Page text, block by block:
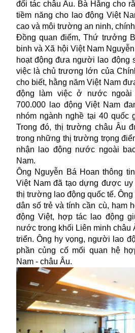
đối tác châu Âu. Bà Hằng cho
tiềm năng cho lao động Việt
cao và môi trường an ninh,
Đồng quan điểm, Thứ trưởng
binh và Xã hội Việt Nam
hoạt động đưa người lao động
việc là chủ trương lớn của
cho biết, hằng năm Việt Nam
động làm việc ở nước ngoài
700.000 lao động Việt Nam
nhóm ngành nghề tại 40 quốc
Trong đó, thị trường châu Âu
trong những thị trường trọng
nhận lao động nước ngoài
Nam.
Ông Nguyễn Bá Hoan thông
Việt Nam đã tạo dựng được
thị trường lao động quốc tế.
dân số trẻ và tính cần cù, ham
động Việt, hợp tác lao động
nước trong khối Liên minh châu
triển. Ông hy vọng, người lao
phần củng cố mối quan hệ
Nam - châu Âu.